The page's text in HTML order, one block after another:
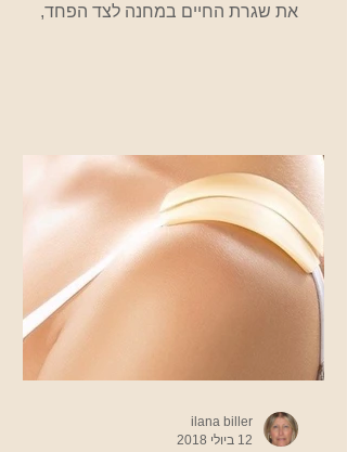
את שגרת החיים במחנה לצד הפחד,
מוצגים מאות ציורים של ילדים ששהו בגטו
זה בתקופה זו, כמו כן, מוצגים ציורים
אחר שנה אנחנו כאן כדי לזכור את הכל
http://fcit.coedu.usf.edu/Ho
ilana biller
12 ביולי 2018